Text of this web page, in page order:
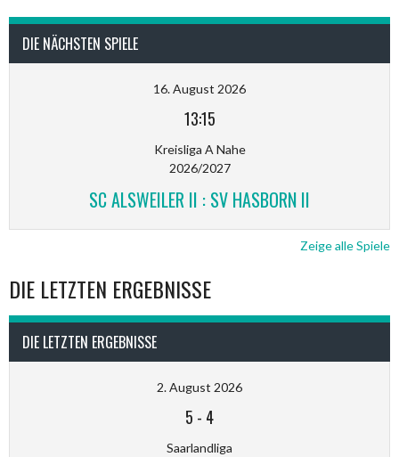
DIE NÄCHSTEN SPIELE
16. August 2026
13:15
Kreisliga A Nahe
2026/2027
SC ALSWEILER II : SV HASBORN II
Zeige alle Spiele
DIE LETZTEN ERGEBNISSE
DIE LETZTEN ERGEBNISSE
2. August 2026
5 - 4
Saarlandliga